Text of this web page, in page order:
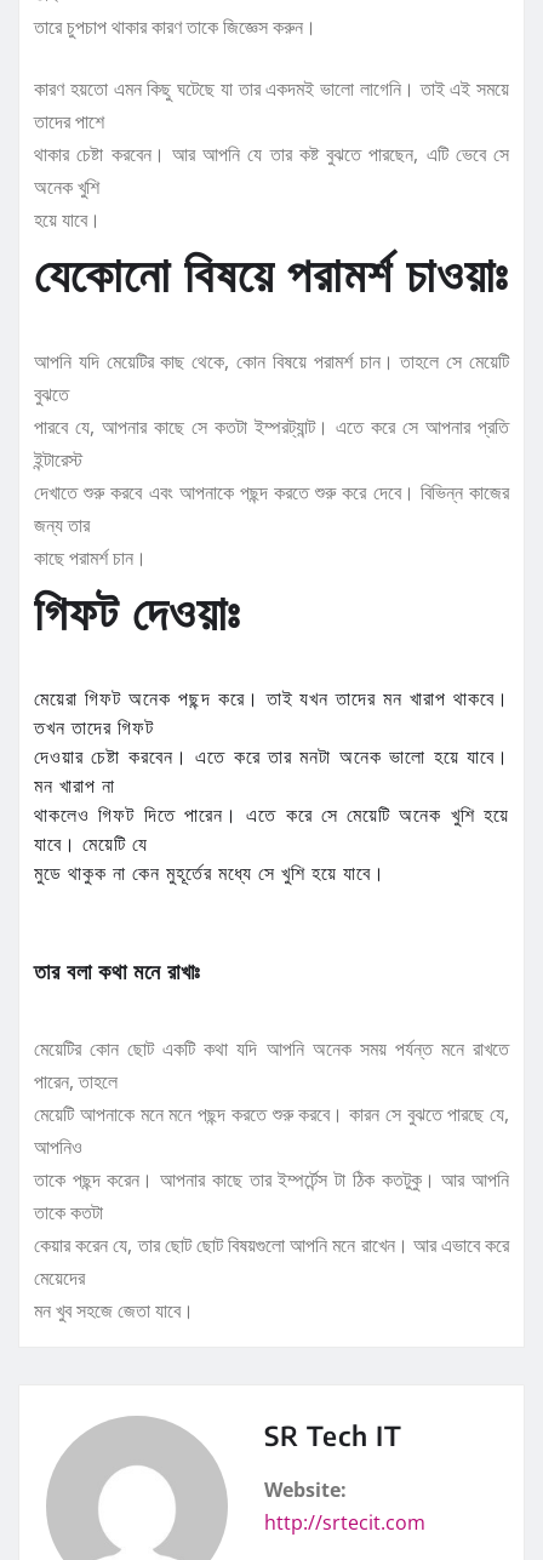
তারে চুপচাপ থাকার কারণ তাকে জিজ্ঞেস করুন।
কারণ হয়তো এমন কিছু ঘটেছে যা তার একদমই ভালো লাগেনি। তাই এই সময়ে
তাদের পাশে
থাকার চেষ্টা করবেন। আর আপনি যে তার কষ্ট বুঝতে পারছেন, এটি ভেবে সে
অনেক খুশি
হয়ে যাবে।
যেকোনো বিষয়ে পরামর্শ চাওয়াঃ
আপনি যদি মেয়েটির কাছ থেকে, কোন বিষয়ে পরামর্শ চান। তাহলে সে মেয়েটি
বুঝতে
পারবে যে, আপনার কাছে সে কতটা ইম্পরট্যান্ট। এতে করে সে আপনার প্রতি
ইন্টারেস্ট
দেখাতে শুরু করবে এবং আপনাকে পছন্দ করতে শুরু করে দেবে। বিভিন্ন কাজের
জন্য তার
কাছে পরামর্শ চান।
গিফট দেওয়াঃ
মেয়েরা গিফট অনেক পছন্দ করে। তাই যখন তাদের মন খারাপ থাকবে।
তখন তাদের গিফট
দেওয়ার চেষ্টা করবেন। এতে করে তার মনটা অনেক ভালো হয়ে যাবে।
মন খারাপ না
থাকলেও গিফট দিতে পারেন। এতে করে সে মেয়েটি অনেক খুশি হয়ে
যাবে। মেয়েটি যে
মুডে থাকুক না কেন মুহূর্তের মধ্যে সে খুশি হয়ে যাবে।
তার বলা কথা মনে রাখাঃ
মেয়েটির কোন ছোট একটি কথা যদি আপনি অনেক সময় পর্যন্ত মনে রাখতে
পারেন, তাহলে
মেয়েটি আপনাকে মনে মনে পছন্দ করতে শুরু করবে। কারন সে বুঝতে পারছে যে,
আপনিও
তাকে পছন্দ করেন। আপনার কাছে তার ইম্পর্টেন্স টা ঠিক কতটুকু। আর আপনি
তাকে কতটা
কেয়ার করেন যে, তার ছোট ছোট বিষয়গুলো আপনি মনে রাখেন। আর এভাবে করে
মেয়েদের
মন খুব সহজে জেতা যাবে।
SR Tech IT
Website:
http://srtecit.com